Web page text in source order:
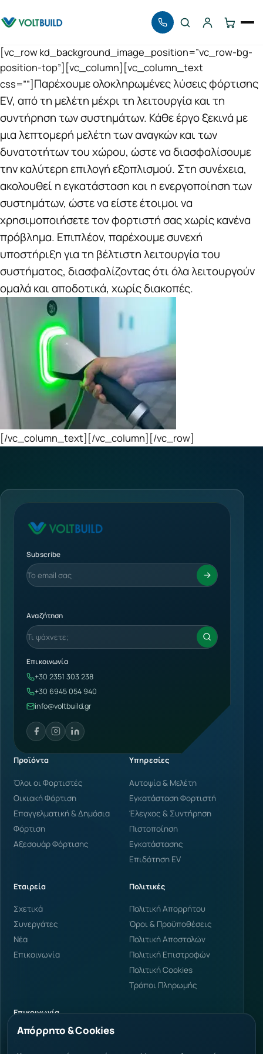
Απόρρητο & Cookies
Αναζήτηση
[vc_row kd_background_image_position=”vc_row-bg-
position-top”][vc_column][vc_column_text
css=””]Παρέχουμε ολοκληρωμένες λύσεις φόρτισης
EV, από τη μελέτη μέχρι τη λειτουργία και τη
συντήρηση των συστημάτων. Κάθε έργο ξεκινά με
μια λεπτομερή μελέτη των αναγκών και των
δυνατοτήτων του χώρου, ώστε να διασφαλίσουμε
την καλύτερη επιλογή εξοπλισμού. Στη συνέχεια,
ακολουθεί η εγκατάσταση και η ενεργοποίηση των
συστημάτων, ώστε να είστε έτοιμοι να
χρησιμοποιήσετε τον φορτιστή σας χωρίς κανένα
πρόβλημα. Επιπλέον, παρέχουμε συνεχή
υποστήριξη για τη βέλτιστη λειτουργία του
συστήματος, διασφαλίζοντας ότι όλα λειτουργούν
ομαλά και αποδοτικά, χωρίς διακοπές.
[/vc_column_text][/vc_column][/vc_row]
Subscribe
Αναζήτηση
Επικοινωνία
+30 2351 303 238
+30 6945 054 940
info@voltbuild.gr
Προϊόντα
Όλοι οι Φορτιστές
Οικιακή Φόρτιση
Επαγγελματική & Δημόσια
Φόρτιση
Αξεσουάρ Φόρτισης
Υπηρεσίες
Αυτοψία & Μελέτη
Εγκατάσταση Φορτιστή
Έλεγχος & Συντήρηση
Πιστοποίηση
Εγκατάστασης
Επιδότηση EV
Εταιρεία
Σχετικά
Συνεργάτες
Νέα
Επικοινωνία
Πολιτικές
Πολιτική Απορρήτου
Όροι & Προϋποθέσεις
Πολιτική Αποστολών
Πολιτική Επιστροφών
Πολιτική Cookies
Τρόποι Πληρωμής
Επικοινωνία
Φαρμάκη 34, Κατερίνη